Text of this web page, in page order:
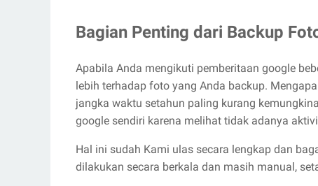
Bagian Penting dari Backup
Apabila Anda mengikuti pemberitaan google
lebih terhadap foto yang Anda backup.
jangka waktu setahun paling kurang
google sendiri karena melihat tidak adanya
Hal ini sudah Kami ulas secara lengkap dan
dilakukan secara berkala dan masih manual,